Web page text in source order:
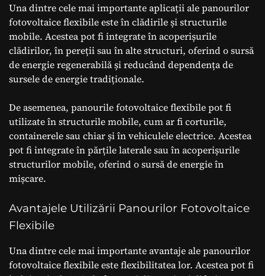
Una dintre cele mai importante aplicații ale panourilor
fotovoltaice flexibile este în clădirile și structurile
mobile. Acestea pot fi integrate în acoperișurile
clădirilor, în pereții sau în alte structuri, oferind o sursă
de energie regenerabilă și reducând dependența de
sursele de energie tradiționale.
De asemenea, panourile fotovoltaice flexibile pot fi
utilizate în structurile mobile, cum ar fi corturile,
containerele sau chiar și în vehiculele electrice. Acestea
pot fi integrate în părțile laterale sau în acoperișurile
structurilor mobile, oferind o sursă de energie în
mișcare.
Avantajele Utilizării Panourilor Fotovoltaice
Flexibile
Una dintre cele mai importante avantaje ale panourilor
fotovoltaice flexibile este flexibilitatea lor. Acestea pot fi